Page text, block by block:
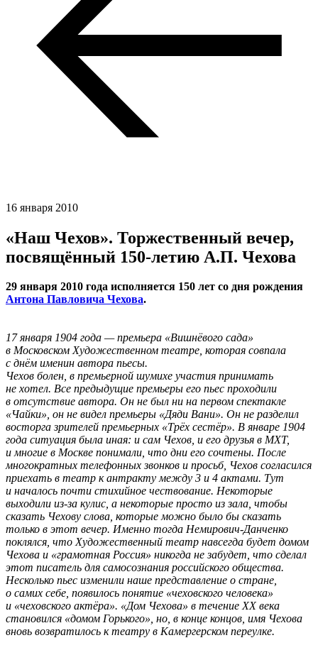
16 января 2010
«Наш Чехов». Торжественный вечер,
посвящённый 150-летию А.П. Чехова
29 января 2010 года исполняется 150 лет со дня рождения
Антона Павловича Чехова.
17 января 1904 года — премьера «Вишнёвого сада»
в Московском Художественном театре, которая совпала
с днём именин автора пьесы.
Чехов болен, в премьерной шумихе участия принимать
не хотел. Все предыдущие премьеры его пьес проходили
в отсутствие автора. Он не был ни на первом спектакле
«Чайки», он не видел премьеры «Дяди Вани». Он не разделил
восторга зрителей премьерных «Трёх сестёр». В январе 1904
года ситуация была иная: и сам Чехов, и его друзья в МХТ,
и многие в Москве понимали, что дни его сочтены. После
многократных телефонных звонков и просьб, Чехов согласился
приехать в театр к антракту между 3 и 4 актами. Тут
и началось почти стихийное чествование. Некоторые
выходили из-за кулис, а некоторые просто из зала, чтобы
сказать Чехову слова, которые можно было бы сказать
только в этот вечер. Именно тогда Немирович-Данченко
поклялся, что Художественный театр навсегда будет домом
Чехова и «грамотная Россия» никогда не забудет, что сделал
этот писатель для самосознания российского общества.
Несколько пьес изменили наше представление о стране,
о самих себе, появилось понятие «чеховского человека»
и «чеховского актёра». «Дом Чехова» в течение ХХ века
становился «домом Горького», но, в конце концов, имя Чехова
вновь возвратилось к театру в Камергерском переулке.